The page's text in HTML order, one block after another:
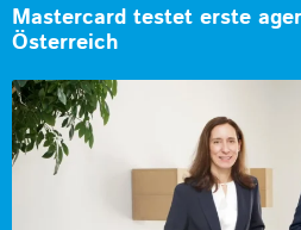
Mastercard testet erste
Österreich